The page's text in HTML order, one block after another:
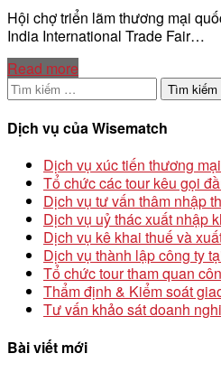
Hội chợ triển lãm thương mại
India International Trade Fair…
Read more
Tìm
kiếm
cho:
Dịch vụ của Wisematch
Dịch vụ xúc tiến thương mại
Tổ chức các tour kêu gọi
Dịch vụ tư vấn thâm nhập
Dịch vụ uỷ thác xuất nhập
Dịch vụ kê khai thuế và
Dịch vụ thành lập công ty
Tổ chức tour tham quan
Thẩm định & Kiểm soát
Tư vấn khảo sát doanh
Bài viết mới